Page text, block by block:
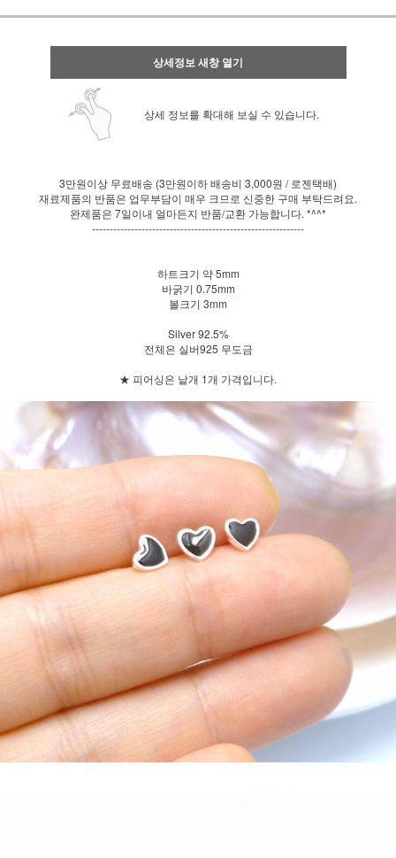
상세정보 새창 열기
상세 정보를 확대해 보실 수 있습니다.
3만원이상 무료배송 (3만원이하 배송비 3,000원 / 로젠택배)
재료제품의 반품은 업무부담이 매우 크므로 신중한 구매 부탁드려요.
완제품은 7일이내 얼마든지 반품/교환 가능합니다. *^^*
------------------------------------------------------------
하트크기 약 5mm
바굵기 0.75mm
볼크기 3mm
Silver 92.5%
전체은 실버925 무도금
★ 피어싱은 낱개 1개 가격입니다.